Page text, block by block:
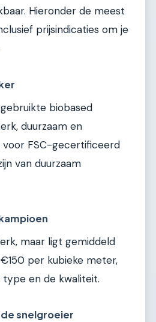
Hieronder de meest
prijsindicaties om je
biobased
duurzaam en
voor FSC-gecertificeerd
van duurzaam
maar ligt gemiddeld
per kubieke meter,
type en de kwaliteit.
snelgroeier